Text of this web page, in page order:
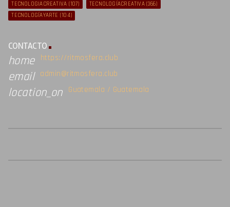
TECNOLOGIACREATIVA (107) TECNOLOGÍACREATIVA(366)
TECNOLOGÍAYARTE (104)
CONTACTO
home https://ritmosfera.club
email admin@ritmosfera.club
location_on Guatemala / Guatemala